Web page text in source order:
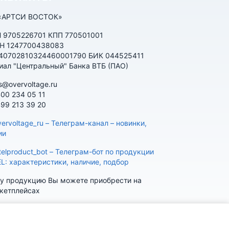
ВОСТОК»
КПП 770501001
1247700438083
БИК 044525411
"Центральный" Банка ВТБ (ПАО)
234 05 11
213 39 20
– Телеграм-канал – новинки,
– Телеграм-бот по продукции
характеристики, наличие, подбор
продукцию Вы можете приобрести на